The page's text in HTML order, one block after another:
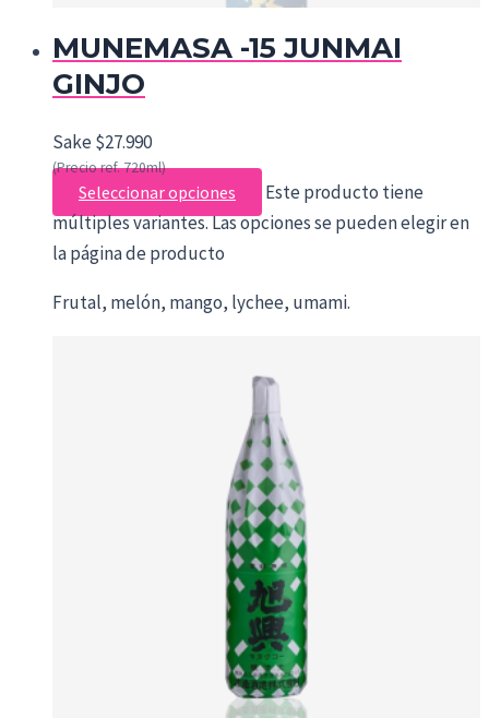
MUNEMASA -15 JUNMAI
GINJO
Sake$27.990
(Precio ref. 720ml)
Seleccionar opciones
Este producto tiene
múltiples variantes. Las opciones se pueden elegir en
la página de producto
Frutal, melón, mango, lychee, umami.